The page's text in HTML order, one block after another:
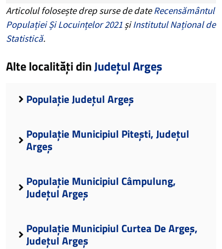
Articolul folosește drep surse de dateRecensământul
Populației Și Locuințelor 2021 șiInstitutul Național de
Statistică.
Alte localități dinJudețul Argeș
Populație Județul Argeș
Populație Municipiul Pitești, Județul
Argeș
Populație Municipiul Câmpulung,
Județul Argeș
Populație Municipiul Curtea De Argeș,
Județul Argeș